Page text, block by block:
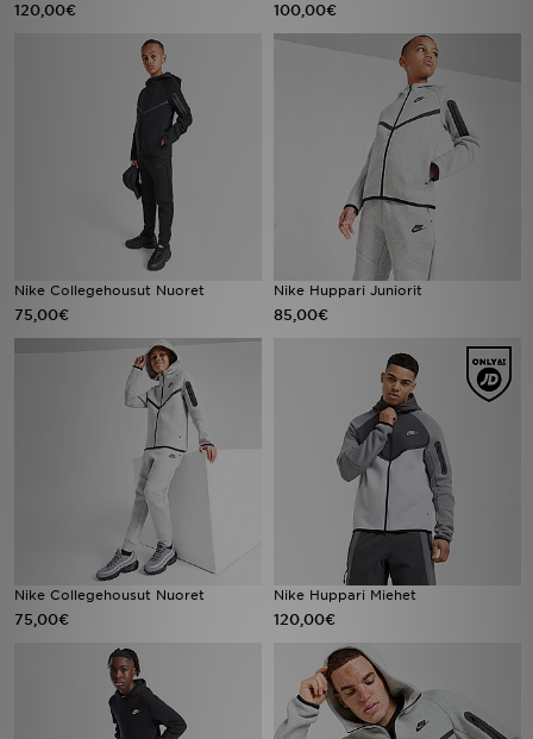
120,00€ 100,00€
Nike Collegehousut Nuoret
75,00€
Nike Huppari Juniorit
85,00€
Nike Collegehousut Nuoret
75,00€
Nike Huppari Miehet
120,00€